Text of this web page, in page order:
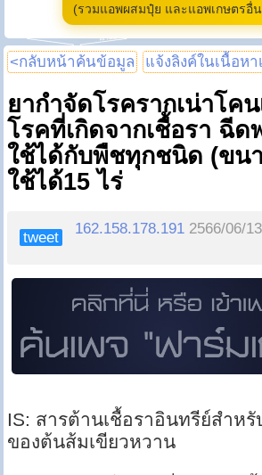
(รวมแอพผสมปุ๋ย และแอพเกษตรอื่
<กลับหน้าค้นข้อมูล แจ้งลิงค์ในเนื้อหา
ยากำจัดโรครากเน่าโค
โรคที่เกิดจากเชื้อรา ฉีด
ใช้ได้กับพืชทุกชนิด (ขน
ใช้ได้15 ไร่
tweet
162.158.178.191 2566/06/
IS: สารต้านเชื้อราอินทรีย์สำหรั
ของต้นส้มเขียวหวาน